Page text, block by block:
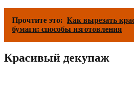
Прочтите это: Как вырезать
бумаги: способы изготовления
Красивый декупаж